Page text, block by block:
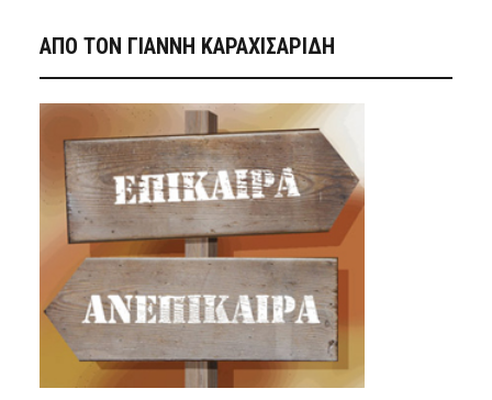
ΑΠΟ ΤΟΝ ΓΙΑΝΝΗ ΚΑΡΑΧΙΣΑΡΙΔΗ